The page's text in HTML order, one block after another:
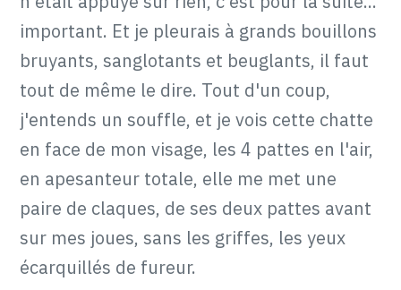
important. Et je pleurais à grands bouillons
bruyants, sanglotants et beuglants, il faut
tout de même le dire. Tout d'un coup,
j'entends un souffle, et je vois cette chatte
en face de mon visage, les 4 pattes en l'air,
en apesanteur totale, elle me met une
paire de claques, de ses deux pattes avant
sur mes joues, sans les griffes, les yeux
écarquillés de fureur.